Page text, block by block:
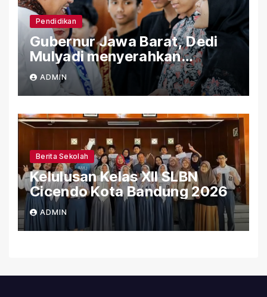
Pendidikan
Gubernur Jawa Barat, Dedi
Mulyadi menyerahkan
Bantuan (PIP) Kepada Siswa
SLBN Cicendo Kota Bandung
ADMIN
Berita Sekolah
Kelulusan Kelas XII SLBN
Cicendo Kota Bandung 2026
ADMIN